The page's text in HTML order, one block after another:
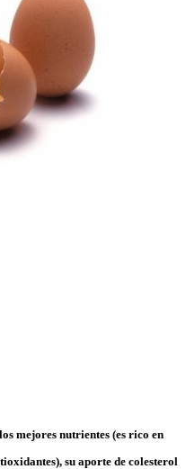
mejores nutrientes (es rico en
su aporte de colesterol